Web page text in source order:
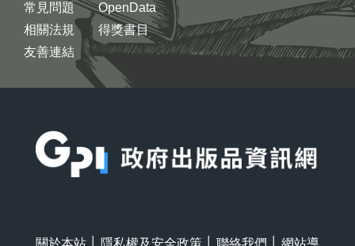
常見問題
相關法規
友善連結
OpenData
得獎書目
關於本站 隱私權及安全政策 聯絡我們
網站導